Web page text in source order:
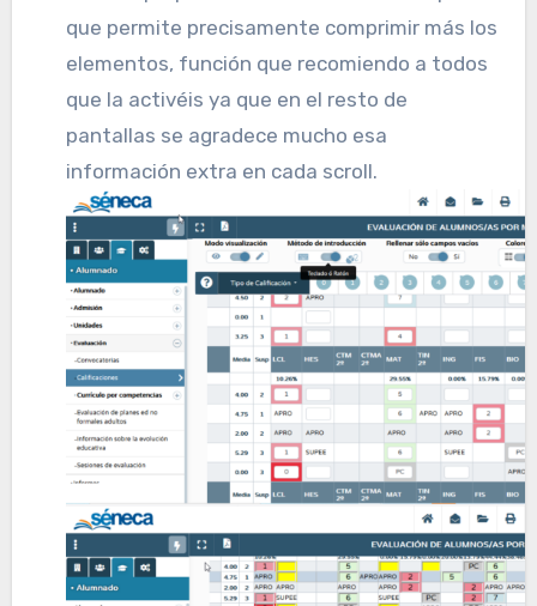
que permite precisamente comprimir más los
elementos, función que recomiendo a todos
que la activéis ya que en el resto de
pantallas se agradece mucho esa
información extra en cada scroll.